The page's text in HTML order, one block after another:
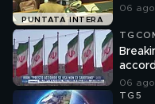
PUNTATA INTERA
06
06
TG5